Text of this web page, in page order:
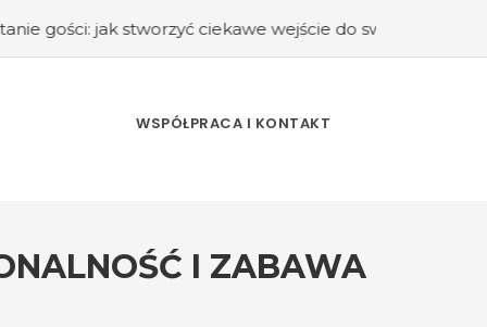
ciekawe wejście do swojego domu? #Kuchnia retro
WSPÓŁPRACA I KONTAKT
I ZABAWA